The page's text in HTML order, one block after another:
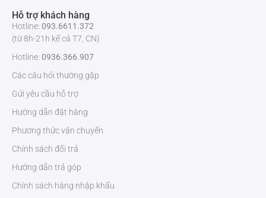
Hỗ trợ khách hàng
Hotline: 093.6611.372
(từ 8h-21h kể cả T7, CN)
Hotline: 0936.366.907
Các câu hỏi thường gặp
Gửi yêu cầu hỗ trợ
Hướng dẫn đặt hàng
Phương thức vận chuyển
Chính sách đổi trả
Hướng dẫn trả góp
Chính sách hàng nhập khẩu